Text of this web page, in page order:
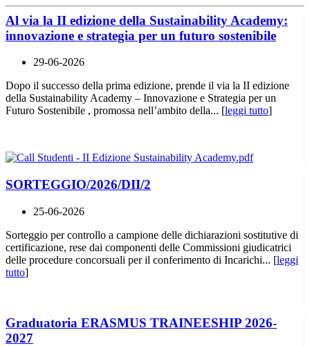
Al via la II edizione della Sustainability Academy:
innovazione e strategia per un futuro sostenibile
29-06-2026
Dopo il successo della prima edizione, prende il via la II edizione
della Sustainability Academy – Innovazione e Strategia per un
Futuro Sostenibile , promossa nell’ambito della... [leggi tutto]
SORTEGGIO/2026/DII/2
25-06-2026
Sorteggio per controllo a campione delle dichiarazioni sostitutive di
certificazione, rese dai componenti delle Commissioni giudicatrici
delle procedure concorsuali per il conferimento di Incarichi... [leggi
tutto]
Graduatoria ERASMUS TRAINEESHIP 2026-
2027